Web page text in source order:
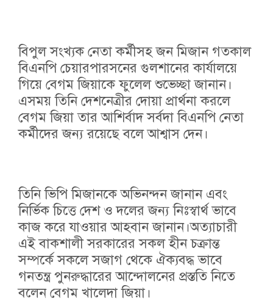
বিপুল সংখ্যক নেতা কর্মীসহ জন মিজান গতকাল
বিএনপি চেয়ারপারসনের গুলশানের কার্যালয়ে
গিয়ে বেগম জিয়াকে ফুলেল শুভেচ্ছা জানান।
এসময় তিনি দেশনেত্রীর দোয়া প্রার্থনা করলে
বেগম জিয়া তার আশির্বাদ সর্বদা বিএনপি নেতা
কর্মীদের জন্য রয়েছে বলে আশ্বাস দেন।
তিনি ভিপি মিজানকে অভিনন্দন জানান এবং
নির্ভিক চিত্তে দেশ ও দলের জন্য নিঃস্বার্থ ভাবে
কাজ করে যাওয়ার আহবান জানান।অত্যাচারী
এই বাকশালী সরকারের সকল হীন চক্রান্ত
সম্পর্কে সকলে সজাগ থেকে ঐক্যবদ্ধ ভাবে
গনতন্ত্র পুনরুদ্ধারের আন্দোলনের প্রস্ততি নিতে
বলেন বেগম খালেদা জিয়া।